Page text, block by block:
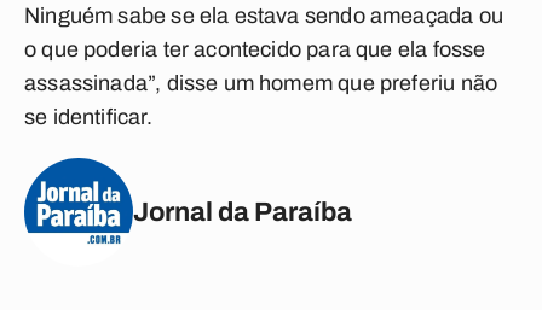
Ninguém sabe se ela estava sendo ameaçada ou
o que poderia ter acontecido para que ela fosse
assassinada”, disse um homem que preferiu não
se identificar.
Jornal da Paraíba